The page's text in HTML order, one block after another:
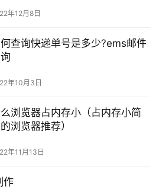
年12月8日
查询快递单号是多少?ems邮件
年10月3日
浏览器占内存小（占内存小简
浏览器推荐）
年11月13日
作